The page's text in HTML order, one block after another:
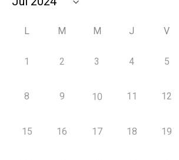
L M M J V
1 2 3 4 5
8 9 10 11 12
15 16 17 18 19